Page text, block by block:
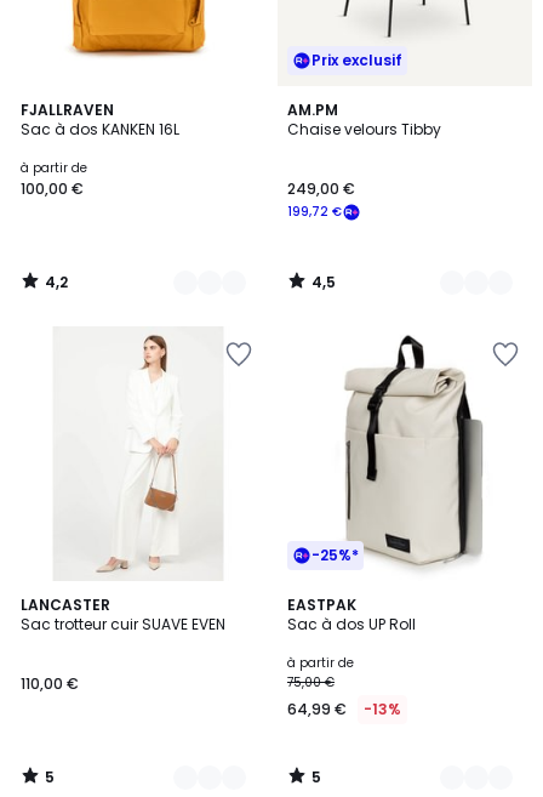
FJALLRAVEN
Sac à dos KANKEN 16L
à partir de
100,00 €
4,2
/ 5
14
Couleurs
4,2
/
Prix exclusif
AM.PM
Chaise velours Tibby
199,72 €
249,00 €
4,5
/ 5
6
Couleurs
4,5
/
LANCASTER
Sac trotteur cuir SUAVE EVEN
110,00 €
5
/
13
Couleurs
5
/
-25%*
EASTPAK
Sac à dos UP Roll
à partir de
75,00 €
64,99 € -13%
5
/
2
Couleurs
5
/